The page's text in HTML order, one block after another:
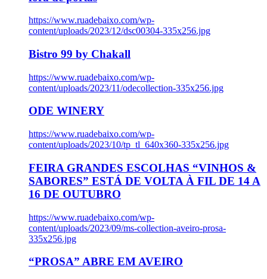
https://www.ruadebaixo.com/wp-
content/uploads/2023/12/dsc00304-335x256.jpg
Bistro 99 by Chakall
https://www.ruadebaixo.com/wp-
content/uploads/2023/11/odecollection-335x256.jpg
ODE WINERY
https://www.ruadebaixo.com/wp-
content/uploads/2023/10/tp_tl_640x360-335x256.jpg
FEIRA GRANDES ESCOLHAS “VINHOS &
SABORES” ESTÁ DE VOLTA À FIL DE 14 A
16 DE OUTUBRO
https://www.ruadebaixo.com/wp-
content/uploads/2023/09/ms-collection-aveiro-prosa-
335x256.jpg
“PROSA” ABRE EM AVEIRO